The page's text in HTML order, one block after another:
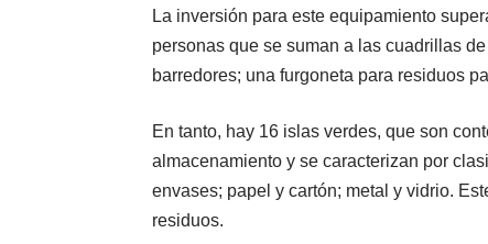
La inversión para este equipamiento
personas que se suman a las cuadrillas
barredores; una furgoneta para residuos
En tanto, hay 16 islas verdes, que son
almacenamiento y se caracterizan por
envases; papel y cartón; metal y vidrio.
residuos.